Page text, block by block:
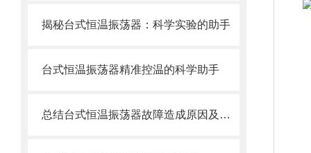
揭秘台式恒温振荡器：科学实验的助手
台式恒温振荡器精准控温的科学助手
总结台式恒温振荡器故障造成原因及解决方法